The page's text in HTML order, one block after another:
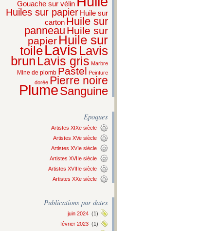
Gouache sur vélin
Huiles sur papier Huile sur
carton Huile sur
panneau Huile sur
papier Huile sur
toileLavis Lavis
brun Lavis gris Marbre
Mine de plomb Pastel Peinture
dorée Pierre noire
PlumeSanguine
Epoques
Artistes XIXe siècle
Artistes XVe siècle
Artistes XVIe siècle
Artistes XVIIe siècle
Artistes XVIIIe siècle
Artistes XXe siècle
Publications par dates
juin 2024 (1)
février 2023 (1)